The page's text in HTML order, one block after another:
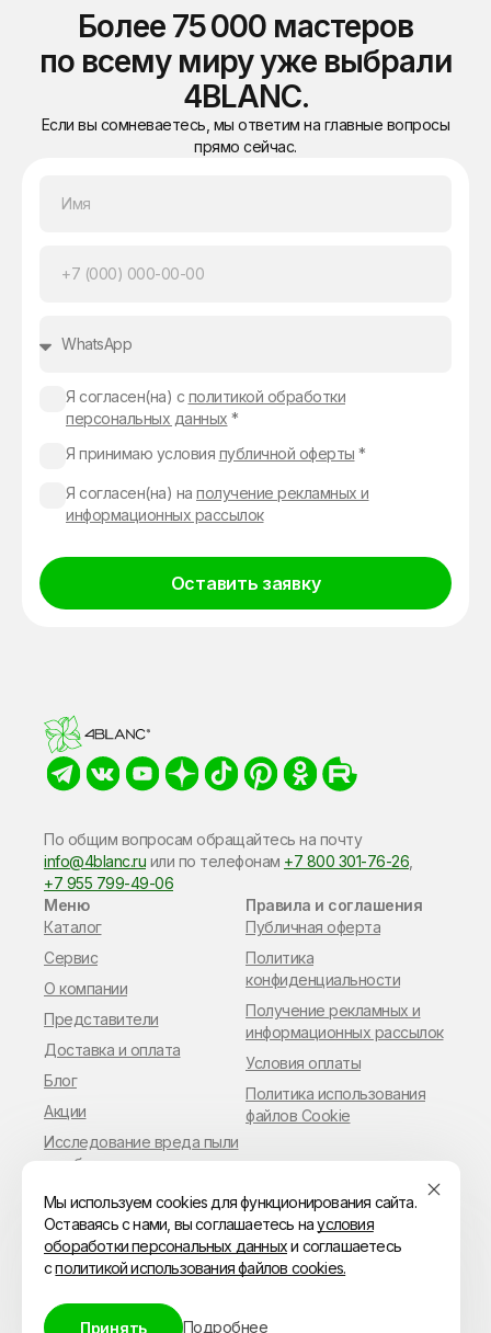
Более 75 000 мастеров
по всему миру уже выбрали
4BLANC.
Если вы сомневаетесь, мы ответим на главные вопросы
прямо сейчас.
Я согласен(на) с политикой обработки
персональных данных *
Я принимаю условия публичной оферты *
Я согласен(на) на получение рекламных и
информационных рассылок
Оставить заявку
По общим вопросам обращайтесь на почту
info@4blanc.ru или по​ телефонам +7 800 301-76-26
+7 955 799-49-06
Меню
Каталог
Сервис
О компании
Представители
Доставка и оплата
Блог
Акции
Исследование вреда пыли
в работе мастера
Правила и соглашения
Публичная оферта
Политика
конфиденциальности
Получение рекламных и
информационных рассылок
Условия оплаты
Политика использования
файлов Cookie
© ИП Владимиров Павел Геннадьевич
ОГРН 315144700028655
Мы используем cookies для функционирования сайта.
Оставаясь с нами, вы соглашаетесь наусловия
обоработки персональных данныхи соглашаетесь
сполитикой использования файлов cookies.
Принять Подробнее